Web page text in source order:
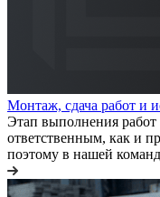
Монтаж, сдача работ и
Этап выполнения работ
ответственным, как и
поэтому в нашей